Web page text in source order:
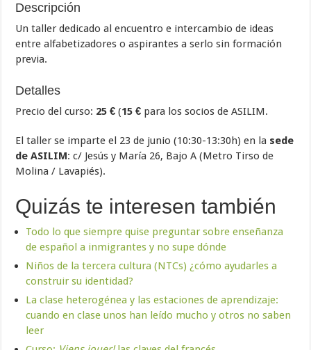
Descripción
Un taller dedicado al encuentro e intercambio de ideas
entre alfabetizadores o aspirantes a serlo sin formación
previa.
Detalles
Precio del curso: 25 € (15 € para los socios de ASILIM.
El taller se imparte el 23 de junio (10:30-13:30h) en la sede
de ASILIM: c/ Jesús y María 26, Bajo A (Metro Tirso de
Molina / Lavapiés).
Quizás te interesen también
Todo lo que siempre quise preguntar sobre enseñanza
de español a inmigrantes y no supe dónde
Niños de la tercera cultura (NTCs) ¿cómo ayudarles a
construir su identidad?
La clase heterogénea y las estaciones de aprendizaje:
cuando en clase unos han leído mucho y otros no saben
leer